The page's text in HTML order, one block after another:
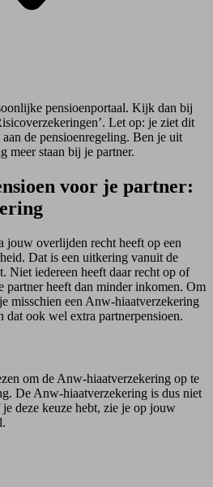
pensioenportaal. Kijk dan bij
Let op: je ziet dit
de pensioenregeling. Ben je uit
meer staan bij je partner.
voor je partner:
jouw overlijden recht heeft op een
Dat is een uitkering vanuit de
Niet iedereen heeft daar recht op of
partner heeft dan minder inkomen. Om
misschien een Anw-hiaatverzekering
dat ook wel extra partnerpensioen.
om de Anw-hiaatverzekering op te
De Anw-hiaatverzekering is dus niet
deze keuze hebt, zie je op jouw